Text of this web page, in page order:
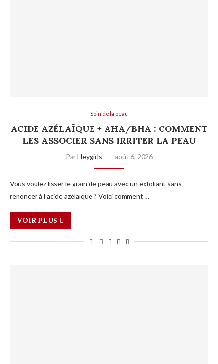
Soin de la peau
ACIDE AZÉLAÏQUE + AHA/BHA : COMMENT
LES ASSOCIER SANS IRRITER LA PEAU
ParHeygirls août 6, 2026
Vous voulez lisser le grain de peau avec un exfoliant sans
renoncer à l’acide azélaïque ? Voici comment …
VOIR PLUS